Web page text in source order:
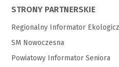
STRONY PARTNERSKIE
Regionalny Informator
SM Nowoczesna
Powiatowy Informator Seniora